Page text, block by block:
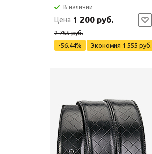
В наличии
Цена 1 200 руб.
2 755 руб.
-56.44%
Экономия 1 555 руб.